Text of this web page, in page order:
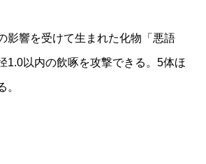
影響を受けて生まれた化物「悪語
1.0以内の飲啄を攻撃できる。5体ほ
。